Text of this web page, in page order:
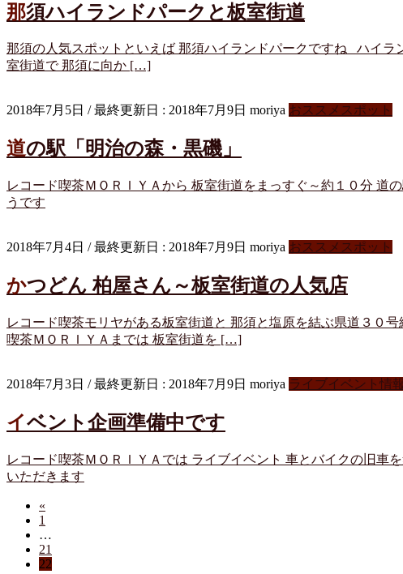
那須ハイランドパークと板室街道
那須の人気スポットといえば 那須ハイランドパークですね ハイ
室街道で 那須に向か […]
2018年7月5日 / 最終更新日 : 2018年7月9日 moriya おススメスポット
道の駅「明治の森・黒磯」
レコード喫茶ＭＯＲＩＹＡから 板室街道をまっすぐ～約１０分 道
うです
2018年7月4日 / 最終更新日 : 2018年7月9日 moriya おススメスポット
かつどん 柏屋さん～板室街道の人気店
レコード喫茶モリヤがある板室街道と 那須と塩原を結ぶ県道３０
喫茶ＭＯＲＩＹＡまでは 板室街道を […]
2018年7月3日 / 最終更新日 : 2018年7月9日 moriya ライブイベント情報
イベント企画準備中です
レコード喫茶ＭＯＲＩＹＡでは ライブイベント 車とバイクの旧車
いただきます
«
ペ
ー
ジ
1
…
ペ
ー
21
ペ
22